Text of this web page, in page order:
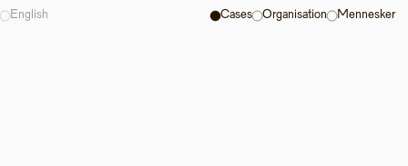
English Cases Organisation Mennesker